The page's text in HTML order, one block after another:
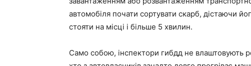
автомобіля почати сортувати скарб, дістаючи
стояти на місці і більше 5 хвилин.
Само собою, інспектори гибдд не влаштовують